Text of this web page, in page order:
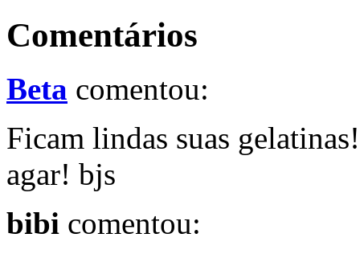
Comentários
Beta comentou:
Ficam lindas suas
agar! bjs
bibi comentou: